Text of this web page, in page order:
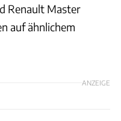
Renault Master
auf ähnlichem
ANZEIGE